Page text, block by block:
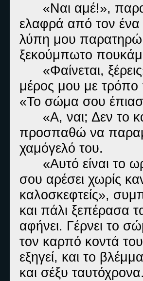
«Ναι αμέ!»,
ελαφρά από τον
λύπη μου παρατηρώ
ξεκούμπωτο
«Φαίνεται,
μέρος μου με
«Το σώμα σου
«Α, ναι; Δεν το
προσπαθώ να
χαμόγελό του.
«Αυτό είναι το
σου αρέσει χωρίς
καλοσκεφτείς»,
και πάλι ξεπέρασα
αφήνει. Γέρνει το
τον καρπό κοντά
εξηγεί, και το
και σέξυ